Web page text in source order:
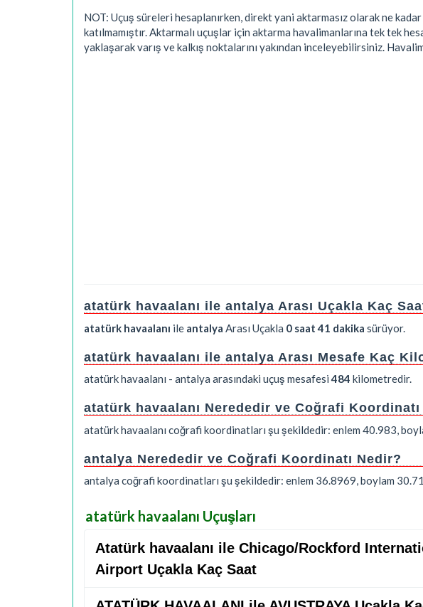
NOT: Uçuş süreleri hesaplanırken, direkt yani aktarmasız olarak ne
katılmamıştır. Aktarmalı uçuşlar için aktarma havalimanlarına tek tek
yaklaşarak varış ve kalkış noktalarını yakından inceleyebilirsiniz.
atatürk havaalanı ile antalya Arası Uçakla Kaç
atatürk havaalanı ile antalya Arası Uçakla 0 saat 41 dakika sürüyor.
atatürk havaalanı ile antalya Arası Mesafe Kaç
atatürk havaalanı - antalya arasındaki uçuş mesafesi484 kilometredir.
atatürk havaalanı Nerededir ve Coğrafi
atatürk havaalanı coğrafi koordinatları şu şekildedir: enlem 40.983,
antalya Nerededir ve Coğrafi Koordinatı Nedir?
antalya coğrafi koordinatları şu şekildedir: enlem 36.8969, boylam
atatürk havaalanı Uçuşları
Atatürk havaalanı ile Chicago/Rockford
Airport Uçakla Kaç Saat